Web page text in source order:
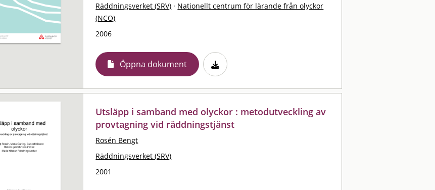
Räddningsverket (SRV) · Nationellt centrum för lärande från olyckor
(NCO)
2006
Öppna dokument
Utsläpp i samband med olyckor : metodutveckling av
provtagning vid räddningstjänst
Rosén Bengt
Räddningsverket (SRV)
2001